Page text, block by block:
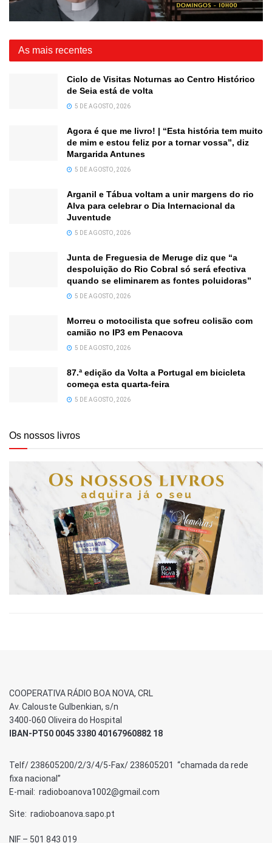
As mais recentes
Ciclo de Visitas Noturnas ao Centro Histórico
de Seia está de volta
5 DE AGOSTO, 2026
Agora é que me livro! | “Esta história tem muito
de mim e estou feliz por a tornar vossa”, diz
Margarida Antunes
5 DE AGOSTO, 2026
Arganil e Tábua voltam a unir margens do rio
Alva para celebrar o Dia Internacional da
Juventude
5 DE AGOSTO, 2026
Junta de Freguesia de Meruge diz que “a
despoluição do Rio Cobral só será efectiva
quando se eliminarem as fontes poluidoras”
5 DE AGOSTO, 2026
Morreu o motocilista que sofreu colisão com
camião no IP3 em Penacova
5 DE AGOSTO, 2026
87.ª edição da Volta a Portugal em bicicleta
começa esta quarta-feira
5 DE AGOSTO, 2026
Os nossos livros
COOPERATIVA RÁDIO BOA NOVA, CRL
Av. Calouste Gulbenkian, s/n
3400-060 Oliveira do Hospital
IBAN-PT50 0045 3380 40167960882 18
Telf/ 238605200/2/3/4/5-Fax/ 238605201 “chamada da rede
fixa nacional”
E-mail: radioboanova1002@gmail.com
Site: radioboanova.sapo.pt
NIF – 501 843 019